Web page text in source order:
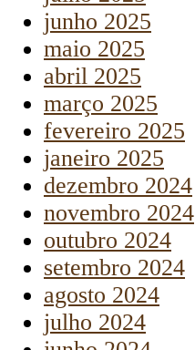
junho 2025
maio 2025
abril 2025
março 2025
fevereiro 2025
janeiro 2025
dezembro 2024
novembro 2024
outubro 2024
setembro 2024
agosto 2024
julho 2024